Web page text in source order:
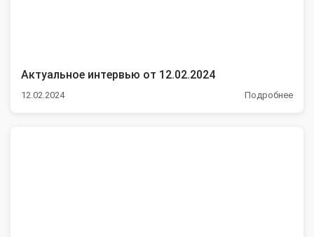
Актуальное интервью от 12.02.2024
12.02.2024 Подробнее